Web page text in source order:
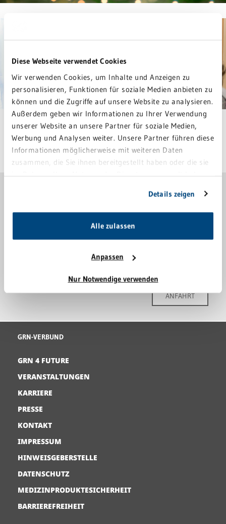
Diese Webseite verwendet Cookies
Wir verwenden Cookies, um Inhalte und Anzeigen zu
personalisieren, Funktionen für soziale Medien anbieten zu
können und die Zugriffe auf unsere Website zu analysieren.
Außerdem geben wir Informationen zu Ihrer Verwendung
unserer Website an unsere Partner für soziale Medien,
Werbung und Analysen weiter. Unsere Partner führen diese
Informationen möglicherweise mit weiteren Daten
zusammen, die Sie ihnen bereitgestellt haben oder die sie
im Rahmen Ihrer Nutzung der Dienste gesammelt haben.
Details zeigen
Alle zulassen
Anpassen
Nur Notwendige verwenden
Letzte Änderung: 19. Mai 2026
bz-sinsheim@grn.de
Alte Waibstadter Straße 1
ANFAHRT
GRN-VERBUND
GRN 4 FUTURE
VERANSTALTUNGEN
KARRIERE
PRESSE
KONTAKT
IMPRESSUM
HINWEISGEBERSTELLE
DATENSCHUTZ
MEDIZINPRODUKTESICHERHEIT
BARRIEREFREIHEIT